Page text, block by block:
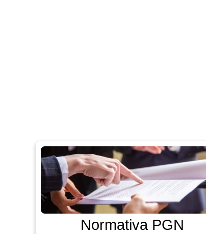
Normativa PGN